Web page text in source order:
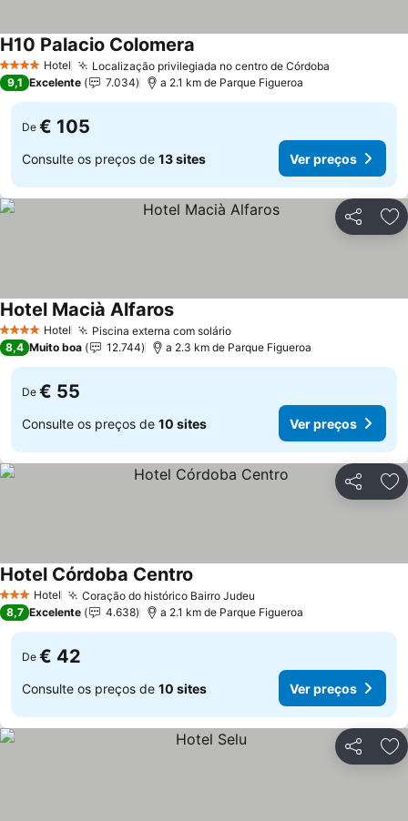
4 EstrelasHotel Localização privilegiada no centro de Córdoba
H10 Palacio Colomera
9,1 Excelente 7.034 a 2.1 km de Parque Figueroa
De € 105
Consulte os preços de 13 sites Ver preços
Partilhar
4 EstrelasHotel Piscina externa com solário
Hotel Macià Alfaros
8,4 Muito boa 12.744 a 2.3 km de Parque Figueroa
De € 55
Consulte os preços de 10 sites Ver preços
Partilhar
3 EstrelasHotel Coração do histórico Bairro Judeu
Hotel Córdoba Centro
8,7 Excelente 4.638 a 2.1 km de Parque Figueroa
De € 42
Consulte os preços de 10 sites Ver preços
Partilhar